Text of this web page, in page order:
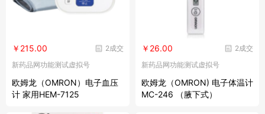
2成交
￥215.00
新药品网功能测试虚拟号
欧姆龙（OMRON）电子血压
计 家用HEM-7125
2成交
￥26.00
新药品网功能测试虚拟号
欧姆龙（OMRON) 电子体温计
MC-246 （腋下式）